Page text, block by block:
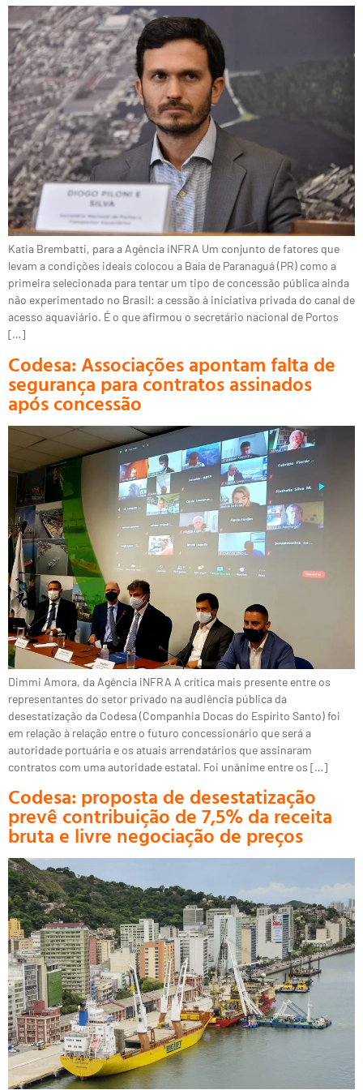
Katia Brembatti, para a Agência iNFRA Um conjunto de fatores que
levam a condições ideais colocou a Baía de Paranaguá (PR) como a
primeira selecionada para tentar um tipo de concessão pública ainda
não experimentado no Brasil: a cessão à iniciativa privada do canal de
acesso aquaviário. É o que afirmou o secretário nacional de Portos
[…]
Codesa: Associações apontam falta de
segurança para contratos assinados
após concessão
Dimmi Amora, da Agência iNFRA A crítica mais presente entre os
representantes do setor privado na audiência pública da
desestatização da Codesa (Companhia Docas do Espírito Santo) foi
em relação à relação entre o futuro concessionário que será a
autoridade portuária e os atuais arrendatários que assinaram
contratos com uma autoridade estatal. Foi unânime entre os […]
Codesa: proposta de desestatização
prevê contribuição de 7,5% da receita
bruta e livre negociação de preços